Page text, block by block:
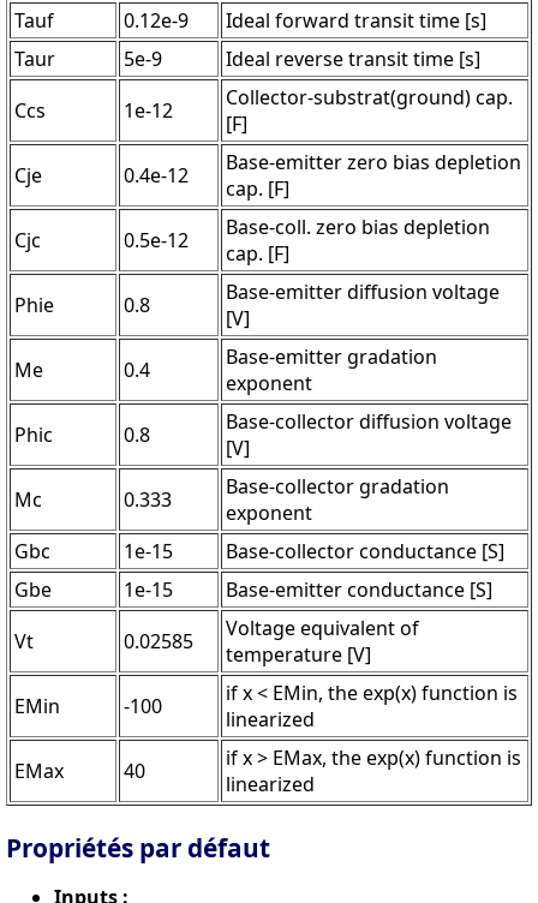
Tauf
0.12e-9
Ideal forward transit time [s]
Taur
5e-9
Ideal reverse transit time [s]
Ccs
1e-12
Collector-substrat(ground) cap.
[F]
Cje
0.4e-12
Base-emitter zero bias depletion
cap. [F]
Cjc
0.5e-12
Base-coll. zero bias depletion
cap. [F]
Phie
0.8
Base-emitter diffusion voltage
[V]
Me
0.4
Base-emitter gradation
exponent
Phic
0.8
Base-collector diffusion voltage
[V]
Mc
0.333
Base-collector gradation
exponent
Gbc
1e-15
Base-collector conductance [S]
Gbe
1e-15
Base-emitter conductance [S]
Vt
0.02585
Voltage equivalent of
temperature [V]
EMin
-100
if x < EMin, the exp(x) function is
linearized
EMax
40
if x > EMax, the exp(x) function is
linearized
Propriétés par défaut
Inputs :